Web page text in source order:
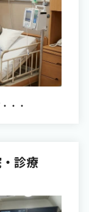
・・
診療